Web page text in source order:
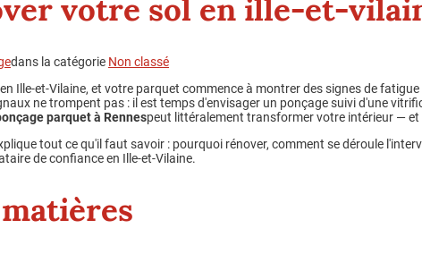
votre sol en ille-et-
dans la catégorie Non classé
Ille-et-Vilaine, et votre parquet commence à montrer des signes de
ne trompent pas : il est temps d'envisager un ponçage suivi d'une
parquet à Rennespeut littéralement transformer votre intérieur — et
tout ce qu'il faut savoir : pourquoi rénover, comment se déroule
de confiance en Ille-et-Vilaine.